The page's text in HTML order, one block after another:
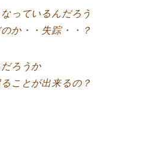
っているんだろう
か・・失踪・・？
ろうか
ことが出来るの？